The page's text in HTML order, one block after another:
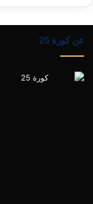
عن كورة 25